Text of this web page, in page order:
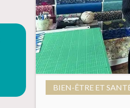
BIEN-ÊTRE ET